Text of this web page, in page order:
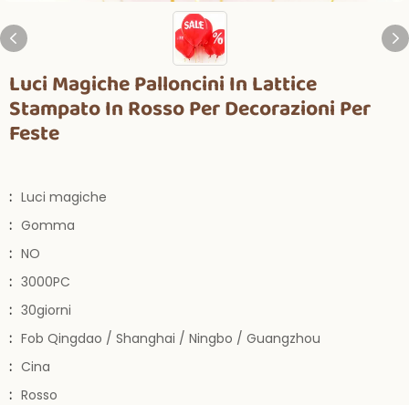
Luci Magiche Palloncini In Lattice
Stampato In Rosso Per Decorazioni Per
Feste
: Luci magiche
: Gomma
: NO
: 3000PC
: 30giorni
: Fob Qingdao / Shanghai / Ningbo / Guangzhou
: Cina
: Rosso